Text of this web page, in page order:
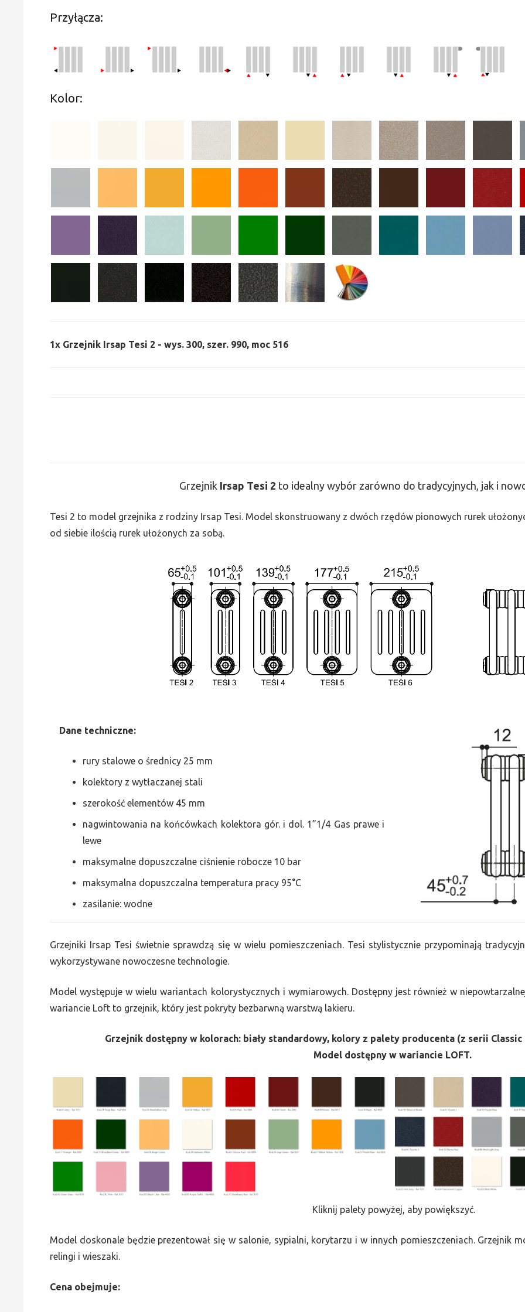
Przyłącza:
Kolor:
1x Grzejnik Irsap Tesi 2 - wys. 300, szer. 990, moc 516
Grzejnik Irsap Tesi 2 to idealny wybór zarówno do tradycyjnych, jak i
Tesi 2 to model grzejnika z rodziny Irsap Tesi. Model skonstruowany z dwóch rzędów pionowych rurek
od siebie ilością rurek ułożonych za sobą.
Dane techniczne:
rury stalowe o średnicy 25 mm
kolektory z wytłaczanej stali
szerokość elementów 45 mm
nagwintowania na końcówkach kolektora gór. i dol. 1”1/4 Gas prawe i
lewe
maksymalne dopuszczalne ciśnienie robocze 10 bar
maksymalna dopuszczalna temperatura pracy 95°C
zasilanie: wodne
Grzejniki Irsap Tesi świetnie sprawdzą się w wielu pomieszczeniach. Tesi stylistycznie przypominają
wykorzystywane nowoczesne technologie.
Model występuje w wielu wariantach kolorystycznych i wymiarowych. Dostępny jest również w
wariancie Loft to grzejnik, który jest pokryty bezbarwną warstwą lakieru.
Grzejnik dostępny w kolorach: biały standardowy, kolory z palety producenta (z serii
Model dostępny w wariancie LOFT.
Kliknij palety powyżej, aby powiększyć.
Model doskonale będzie prezentował się w salonie, sypialni, korytarzu i w innych pomieszczeniach. Grzejnik
relingi i wieszaki.
Cena obejmuje: